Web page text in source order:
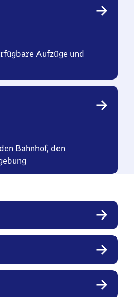
Aufzüge und
Bahnhof, den